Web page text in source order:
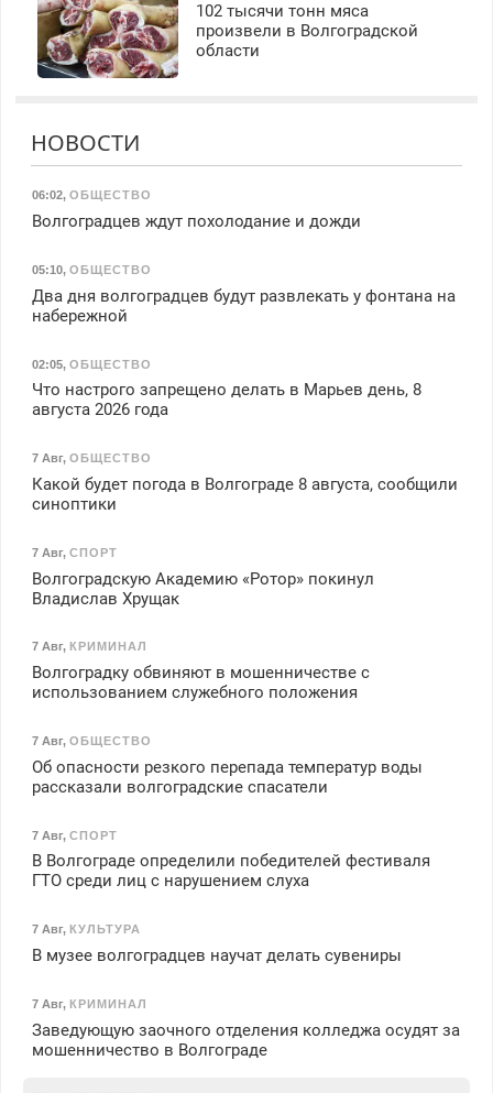
102 тысячи тонн мяса
произвели в Волгоградской
области
НОВОСТИ
06:02, ОБЩЕСТВО
Волгоградцев ждут похолодание и дожди
05:10, ОБЩЕСТВО
Два дня волгоградцев будут развлекать у фонтана на
набережной
02:05, ОБЩЕСТВО
Что настрого запрещено делать в Марьев день, 8
августа 2026 года
7 Авг, ОБЩЕСТВО
Какой будет погода в Волгограде 8 августа, сообщили
синоптики
7 Авг, СПОРТ
Волгоградскую Академию «Ротор» покинул
Владислав Хрущак
7 Авг, КРИМИНАЛ
Волгоградку обвиняют в мошенничестве с
использованием служебного положения
7 Авг, ОБЩЕСТВО
Об опасности резкого перепада температур воды
рассказали волгоградские спасатели
7 Авг, СПОРТ
В Волгограде определили победителей фестиваля
ГТО среди лиц с нарушением слуха
7 Авг, КУЛЬТУРА
В музее волгоградцев научат делать сувениры
7 Авг, КРИМИНАЛ
Заведующую заочного отделения колледжа осудят за
мошенничество в Волгограде